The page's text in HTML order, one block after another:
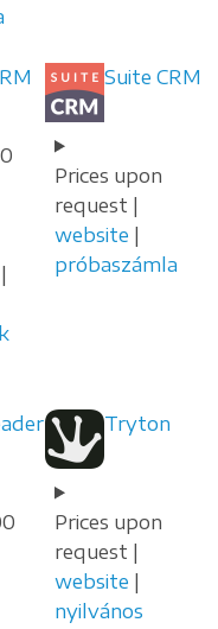
Suite CRM
Prices upon
request |
website |
próbaszámla
Tryton
Prices upon
request |
website |
nyilvános